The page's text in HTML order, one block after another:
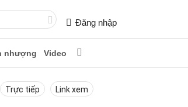
Đăng nhập
nhượng Video
Trực tiếp Link xem